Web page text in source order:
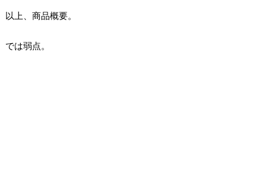
以上、商品概要。
では弱点。